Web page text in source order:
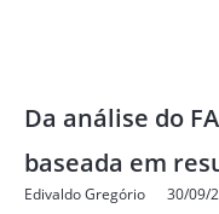
Da análise do
baseada em
Edivaldo Gregório 30/09/